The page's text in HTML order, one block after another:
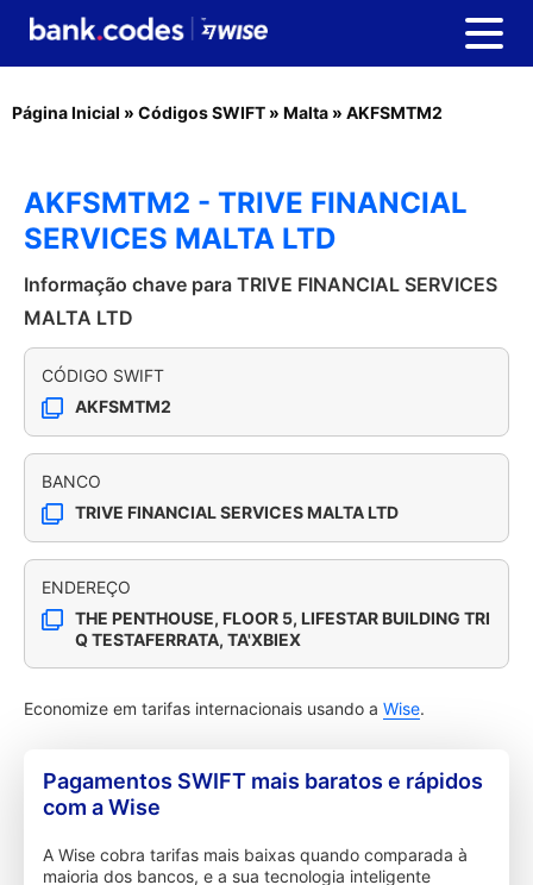
Página Inicial » Códigos SWIFT » Malta » AKFSMTM2
AKFSMTM2 - TRIVE FINANCIAL
SERVICES MALTA LTD
Informação chave para TRIVE FINANCIAL SERVICES
MALTA LTD
CÓDIGO SWIFT
AKFSMTM2
BANCO
TRIVE FINANCIAL SERVICES MALTA LTD
ENDEREÇO
THE PENTHOUSE, FLOOR 5, LIFESTAR BUILDING TRI
Q TESTAFERRATA, TA'XBIEX
Economize em tarifas internacionais usando a Wise.
Pagamentos SWIFT mais baratos e rápidos
com a Wise
A Wise cobra tarifas mais baixas quando comparada à
maioria dos bancos, e a sua tecnologia inteligente